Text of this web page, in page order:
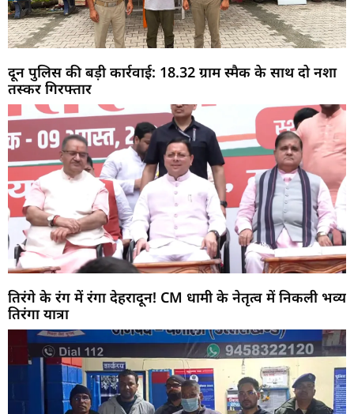
दून पुलिस की बड़ी कार्रवाई: 18.32 ग्राम स्मैक के साथ दो नशा
तस्कर गिरफ्तार
तिरंगे के रंग में रंगा देहरादून! CM धामी के नेतृत्व में निकली भव्य
तिरंगा यात्रा